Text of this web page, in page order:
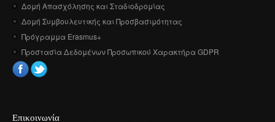
Δομή Απασχόλησης και Σταδιοδρομίας
Δομή Συμβουλευτικής και Προσβασιμότητας
Πρόγραμμα Erasmus+
Προστασία Δεδομένων Προσωπικού Χαρακτήρα GDPR
Επικοινωνία